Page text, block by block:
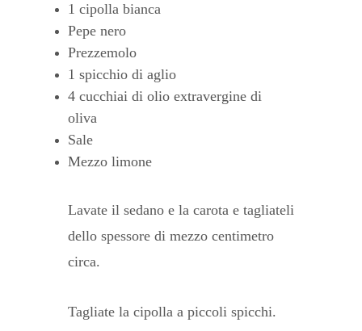
1 cipolla bianca
Pepe nero
Prezzemolo
1 spicchio di aglio
4 cucchiai di olio extravergine di
oliva
Sale
Mezzo limone
Lavate il sedano e la carota e tagliateli
dello spessore di mezzo centimetro
circa.
Tagliate la cipolla a piccoli spicchi.